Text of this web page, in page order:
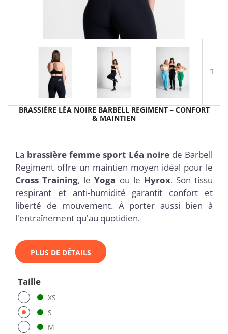
BRASSIÈRE LÉA NOIRE BARBELL REGIMENT – CONFORT
& MAINTIEN
La brassière femme sport Léa noirede Barbell
Regiment offre un maintien moyen idéal pour le
Cross Training, leYoga ou le Hyrox. Son tissu
respirant et anti-humidité garantit confort et
liberté de mouvement. À porter aussi bien à
l'entraînement qu'au quotidien.
PLUS DE DÉTAILS
Taille
XS
S
M